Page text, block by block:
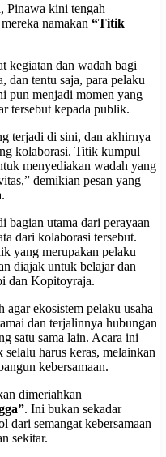
Pinawa kini tengah
namakan “Titik
kegiatan dan wadah bagi
dan tentu saja, para pelaku
pun menjadi momen yang
tersebut kepada publik.
terjadi di sini, dan akhirnya
kolaborasi. Titik kumpul
menyediakan wadah yang
demikian pesan yang
bagian utama dari perayaan
dari kolaborasi tersebut.
yang merupakan pelaku
diajak untuk belajar dan
dan Kopitoyraja.
agar ekosistem pelaku usaha
dan terjalinnya hubungan
satu sama lain. Acara ini
harus keras, melainkan
kebersamaan.
dimeriahkan
. Ini bukan sekadar
dari semangat kebersamaan
sekitar.